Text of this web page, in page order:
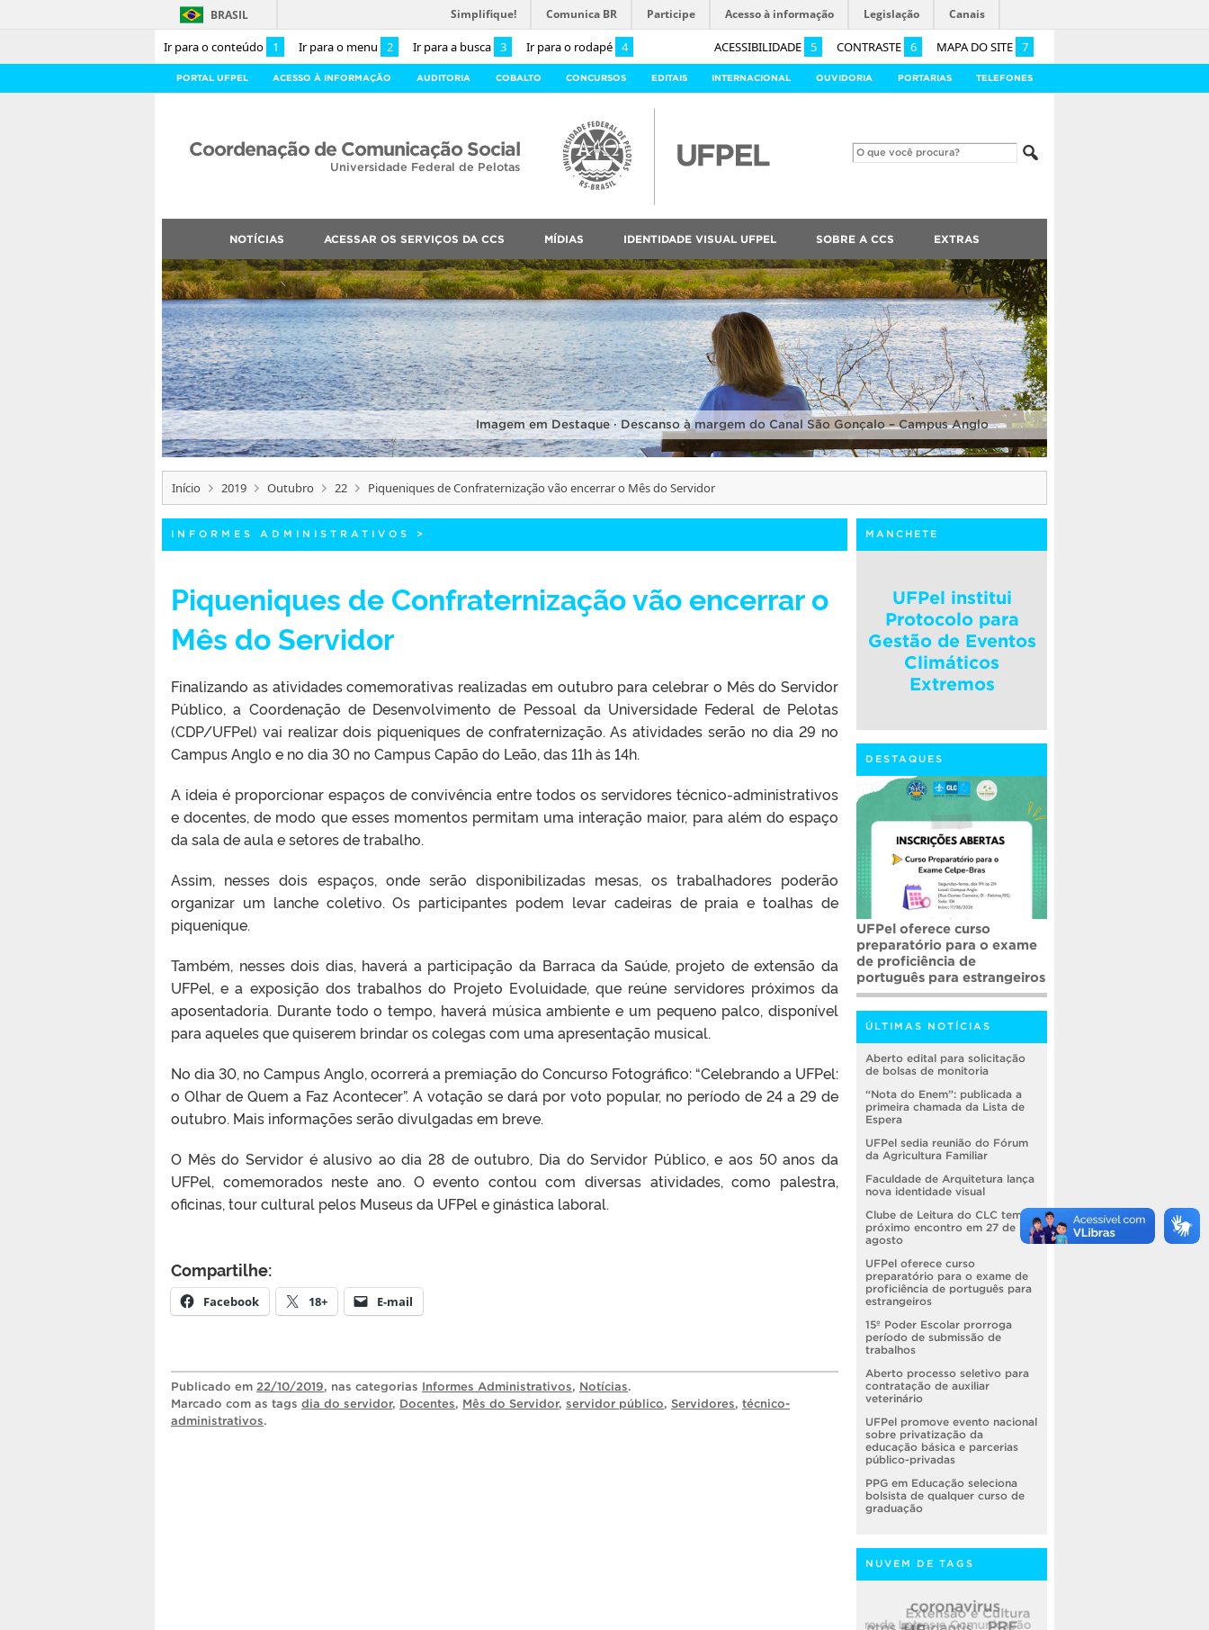
Ir para o conteúdo 1 Ir para o menu 2 Ir para a busca 3 Ir para o rodapé 4 ACESSIBILIDADE 5 CONTRASTE 6 MAPA DO SITE 7
BRASIL Simplifique! Comunica BR Participe Acesso à informação Legislação Canais
PORTAL UFPEL ACESSO À INFORMAÇÃO AUDITORIA COBALTO CONCURSOS EDITAIS INTERNACIONAL OUVIDORIA PORTARIAS TELEFONES
Coordenação de Comunicação Social
Universidade Federal de Pelotas
NOTÍCIAS ACESSAR OS SERVIÇOS DA CCS MÍDIAS IDENTIDADE VISUAL UFPEL SOBRE A CCS EXTRAS
Imagem em Destaque · Descanso à margem do Canal São Gonçalo – Campus Anglo
Início 2019 Outubro 22 Piqueniques de Confraternização vão encerrar o Mês do Servidor
INFORMES ADMINISTRATIVOS >
Piqueniques de Confraternização vão encerrar o
Mês do Servidor
Finalizando as atividades comemorativas realizadas em outubro para celebrar o Mês do Servidor
Público, a Coordenação de Desenvolvimento de Pessoal da Universidade Federal de Pelotas
(CDP/UFPel) vai realizar dois piqueniques de confraternização. As atividades serão no dia 29 no
Campus Anglo e no dia 30 no Campus Capão do Leão, das 11h às 14h.
A ideia é proporcionar espaços de convivência entre todos os servidores técnico-administrativos
e docentes, de modo que esses momentos permitam uma interação maior, para além do espaço
da sala de aula e setores de trabalho.
Assim, nesses dois espaços, onde serão disponibilizadas mesas, os trabalhadores poderão
organizar um lanche coletivo. Os participantes podem levar cadeiras de praia e toalhas de
piquenique.
Também, nesses dois dias, haverá a participação da Barraca da Saúde, projeto de extensão da
UFPel, e a exposição dos trabalhos do Projeto Evoluidade, que reúne servidores próximos da
aposentadoria. Durante todo o tempo, haverá música ambiente e um pequeno palco, disponível
para aqueles que quiserem brindar os colegas com uma apresentação musical.
No dia 30, no Campus Anglo, ocorrerá a premiação do Concurso Fotográfico: “Celebrando a UFPel:
o Olhar de Quem a Faz Acontecer”. A votação se dará por voto popular, no período de 24 a 29 de
outubro. Mais informações serão divulgadas em breve.
O Mês do Servidor é alusivo ao dia 28 de outubro, Dia do Servidor Público, e aos 50 anos da
UFPel, comemorados neste ano. O evento contou com diversas atividades, como palestra,
oficinas, tour cultural pelos Museus da UFPel e ginástica laboral.
Compartilhe:
Facebook 18+ E-mail
Publicado em 22/10/2019, nas categorias Informes Administrativos, Notícias.
Marcado com as tags dia do servidor, Docentes, Mês do Servidor, servidor público, Servidores, técnico-
administrativos.
MANCHETE
UFPel institui
Protocolo para
Gestão de Eventos
Climáticos
Extremos
DESTAQUES
UFPel oferece curso
preparatório para o exame
de proficiência de
português para estrangeiros
ÚLTIMAS NOTÍCIAS
Aberto edital para solicitação
de bolsas de monitoria
“Nota do Enem”: publicada a
primeira chamada da Lista de
Espera
UFPel sedia reunião do Fórum
da Agricultura Familiar
Faculdade de Arquitetura lança
nova identidade visual
Clube de Leitura do CLC tem
próximo encontro em 27 de
agosto
UFPel oferece curso
preparatório para o exame de
proficiência de português para
estrangeiros
15º Poder Escolar prorroga
período de submissão de
trabalhos
Aberto processo seletivo para
contratação de auxiliar
veterinário
UFPel promove evento nacional
sobre privatização da
educação básica e parcerias
público-privadas
PPG em Educação seleciona
bolsista de qualquer curso de
graduação
NUVEM DE TAGS